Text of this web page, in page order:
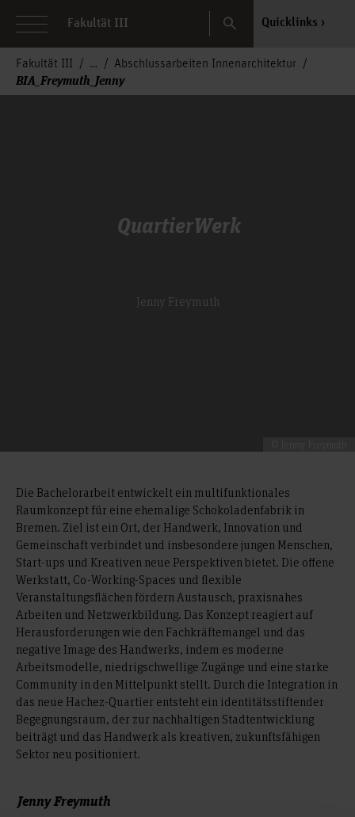
Fakultät III Search Quicklinks
Fakultät III Abschlussarbeiten Innenarchitektur
BIA_Freymuth_Jenny
QuartierWerk
Jenny Freymuth
Die Bachelorarbeit entwickelt ein multifunktionales
Raumkonzept für eine ehemalige Schokoladenfabrik in
Bremen. Ziel ist ein Ort, der Handwerk, Innovation und
Gemeinschaft verbindet und insbesondere jungen Menschen,
Start-ups und Kreativen neue Perspektiven bietet. Die offene
Werkstatt, Co-Working-Spaces und flexible
Veranstaltungsflächen fördern Austausch, praxisnahes
Arbeiten und Netzwerkbildung. Das Konzept reagiert auf
Herausforderungen wie den Fachkräftemangel und das
negative Image des Handwerks, indem es moderne
Arbeitsmodelle, niedrigschwellige Zugänge und eine starke
Community in den Mittelpunkt stellt. Durch die Integration in
das neue Hachez-Quartier entsteht ein identitätsstiftender
Begegnungsraum, der zur nachhaltigen Stadtentwicklung
beiträgt und das Handwerk als kreativen, zukunftsfähigen
Sektor neu positioniert.
Jenny Freymuth